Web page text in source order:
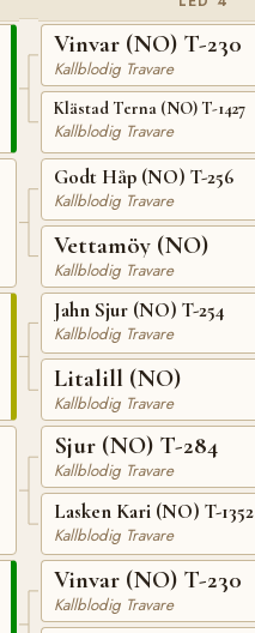
Vinvar (NO) T-230
Kallblodig Travare
Klästad Terna (NO) T-1427
Kallblodig Travare
Godt Håp (NO) T-256
Kallblodig Travare
Vettamöy (NO)
Kallblodig Travare
Jahn Sjur (NO) T-254
Kallblodig Travare
Litalill (NO)
Kallblodig Travare
Sjur (NO) T-284
Kallblodig Travare
Lasken Kari (NO) T-1352
Kallblodig Travare
Vinvar (NO) T-230
Kallblodig Travare